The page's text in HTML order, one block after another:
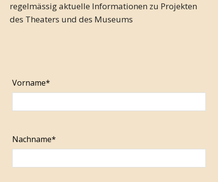
regelmässig aktuelle Informationen zu Projekten
des Theaters und des Museums
Vorname*
Nachname*